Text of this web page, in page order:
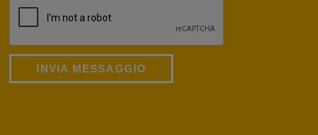
INVIA MESSAGGIO